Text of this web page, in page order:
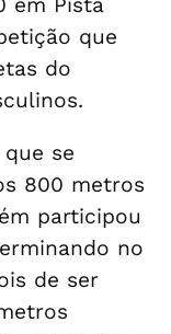
que
do
que se
800 metros
participou
no
de ser